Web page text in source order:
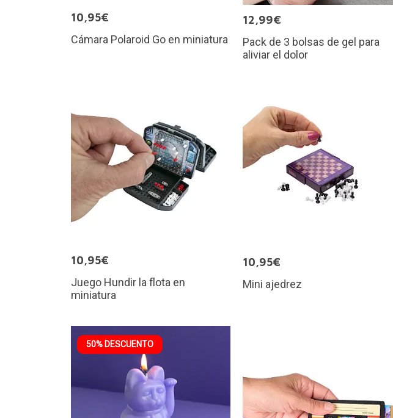
10,95€
Cámara Polaroid Go en miniatura
12,99€
Pack de 3 bolsas de gel para
aliviar el dolor
10,95€
Juego Hundir la flota en
miniatura
10,95€
Mini ajedrez
50% DESCUENTO